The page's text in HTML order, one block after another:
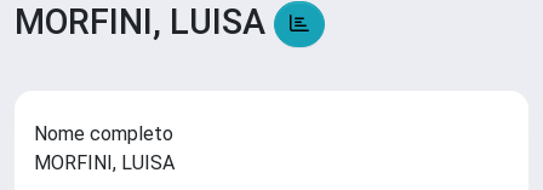
MORFINI, LUISA
Nome completo
MORFINI, LUISA